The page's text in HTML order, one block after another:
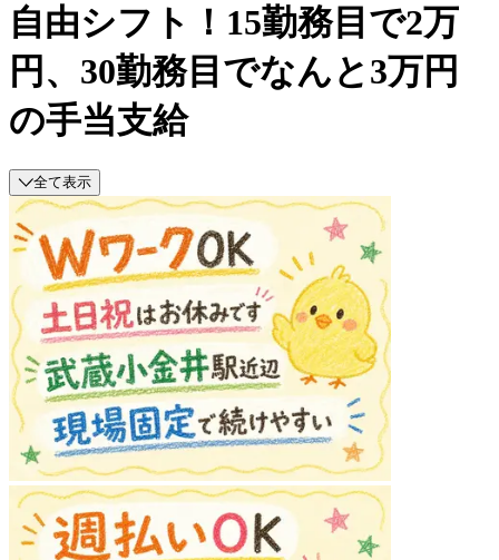
自由シフト！15勤務目で2万
円、30勤務目でなんと3万円
の手当支給
全て表示